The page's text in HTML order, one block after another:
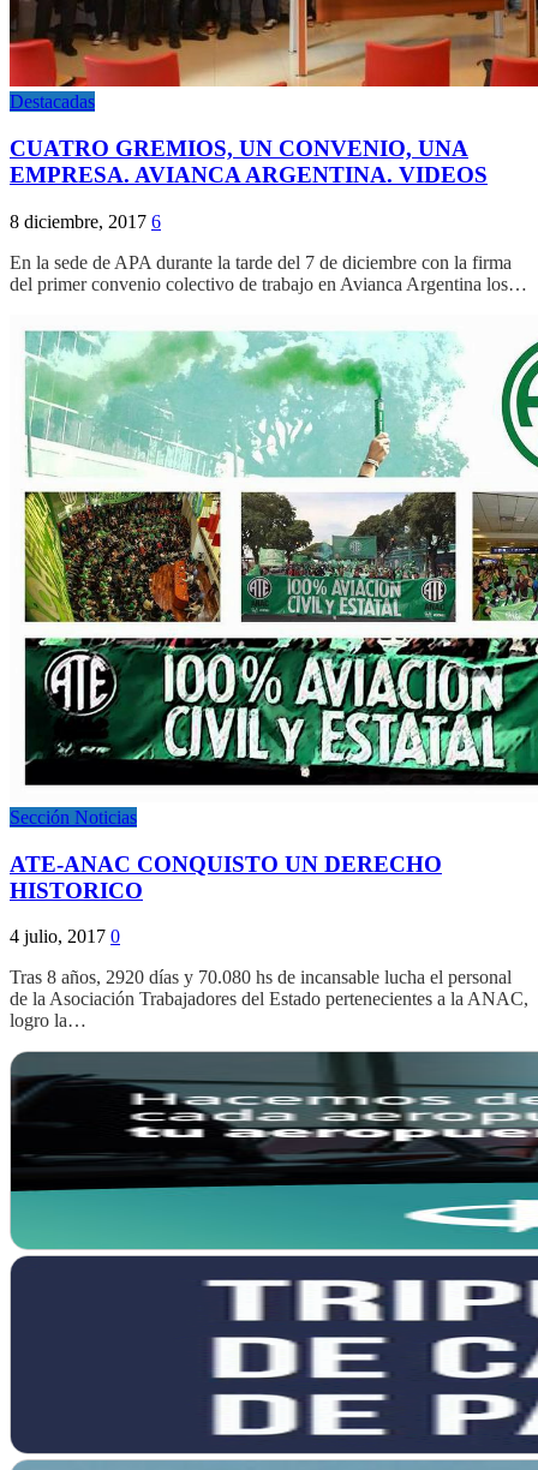
Destacadas
CUATRO GREMIOS, UN CONVENIO, UNA
EMPRESA. AVIANCA ARGENTINA. VIDEOS
8 diciembre, 2017 6
En la sede de APA durante la tarde del 7 de diciembre con la firma
del primer convenio colectivo de trabajo en Avianca Argentina los…
Sección Noticias
ATE-ANAC CONQUISTO UN DERECHO
HISTORICO
4 julio, 2017 0
Tras 8 años, 2920 días y 70.080 hs de incansable lucha el personal
de la Asociación Trabajadores del Estado pertenecientes a la ANAC,
logro la…